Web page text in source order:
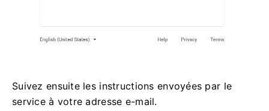
Suivez ensuite les instructions envoyées par le
service à votre adresse e-mail.